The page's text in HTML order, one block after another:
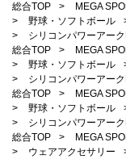
総合TOP > MEGA
>
野球・ソフトボール
>
シリコンパワーアー
総合TOP
> MEGA
>
野球・ソフトボール
>
シリコンパワーアー
総合TOP
> MEGA
>
野球・ソフトボール
>
シリコンパワーアー
総合TOP
> MEGA
>
ウェアアクセサリー